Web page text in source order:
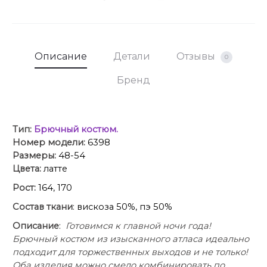
Длина жакета
(по среднему шву спинки)~ 71 см.
Длина рукава жакета ~ 61,5 см.
(с поясом)
Описание Детали Отзывы 0
Бренд
Тип: Брючный костюм.
Номер модели: 6398
Размеры: 48-54
Цвета: латте
Рост: 164, 170
Состав ткани: вискоза 50%, пэ 50%
Описание: Готовимся к главной ночи года!
Брючный костюм из изысканного атласа идеально
подходит для торжественных выходов и не только!